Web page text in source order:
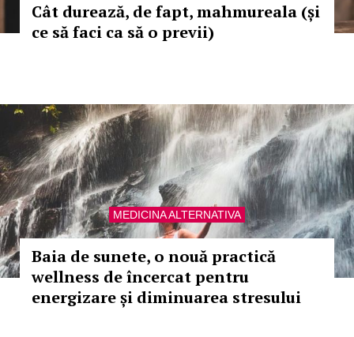
Cât durează, de fapt, mahmureala (și
ce să faci ca să o previi)
MEDICINA ALTERNATIVA
Baia de sunete, o nouă practică
wellness de încercat pentru
energizare și diminuarea stresului